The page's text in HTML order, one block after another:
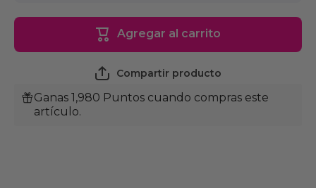
Collar
Perro 11-
Agregar al carrito
Compartir producto
Ganas 1,980 Puntos cuando compras este
artículo.